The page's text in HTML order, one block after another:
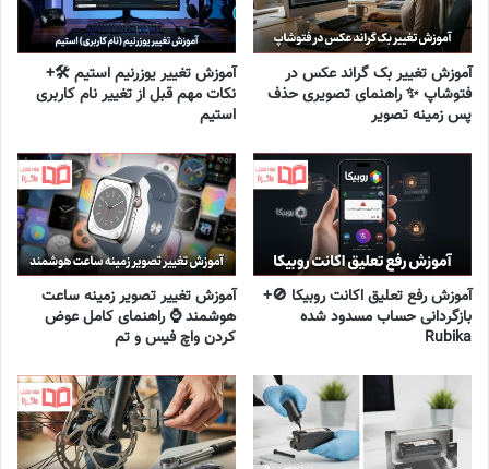
آموزش تغییر بک گراند عکس در
فتوشاپ ✨ راهنمای تصویری حذف
پس زمینه تصویر
آموزش تغییر یوزرنیم استیم 🛠️+
نکات مهم قبل از تغییر نام کاربری
استیم
آموزش رفع تعلیق اکانت روبیکا 🚫+
بازگردانی حساب مسدود شده
Rubika
آموزش تغییر تصویر زمینه ساعت
هوشمند ⌚ راهنمای کامل عوض
کردن واچ فیس و تم